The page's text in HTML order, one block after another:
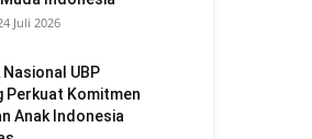
Juli 2026
Nasional UBP
Perkuat Komitmen
Anak Indonesia